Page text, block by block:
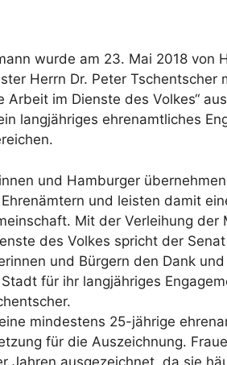
wurde am 23. Mai 2018 von
Herrn Dr. Peter Tschentscher
Arbeit im Dienste des Volkes“
langjähriges ehrenamtliches
und Hamburger übernehmen
und leisten damit
Mit der Verleihung der
des Volkes spricht der
und Bürgern den Dank
für ihr langjähriges
mindestens 25-jährige
für die Auszeichnung.
Jahren ausgezeichnet, da sie